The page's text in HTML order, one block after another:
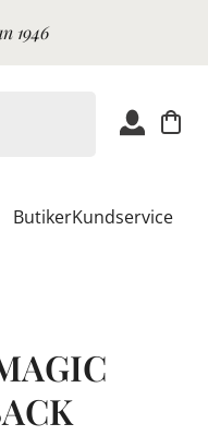
1946
ButikerKundservice